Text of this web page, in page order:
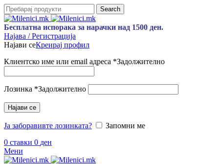
Search
Бесплатна испорака за нарачки над 1500 ден.
Најава / Регистрација
Најави сеКреирај профил
Клиентско име или email адреса *Задолжително
Лозинка *Задолжително
Најави се
Ја заборавивте лозинката?
Запомни ме
0 ставки 0 ден
Мени